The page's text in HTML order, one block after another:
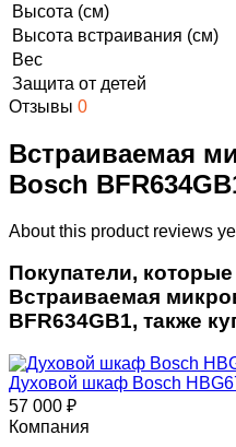
Высота (см)
Высота встраивания (см)
Вес
Защита от детей
Отзывы 0
Встраиваемая
Bosch
About this product reviews
Покупатели,
Встраиваемая
BFR634GB1, также
Духовой шкаф Bosch
57 000 ₽
Компания